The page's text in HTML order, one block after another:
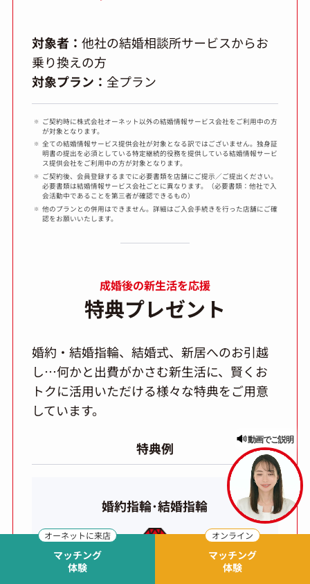
対象者： 他社の結婚相談所サービスからお
乗り換えの方
対象プラン： 全プラン
ご契約時に株式会社オーネット以外の結婚情報サービス会社をご利用中の方
が対象となります。
全ての結婚情報サービス提供会社が対象となる訳ではございません。独身証
明書の提出を必須としている特定継続的役務を提供している結婚情報サービ
ス提供会社をご利用中の方が対象となります。
ご契約後、会員登録するまでに必要書類を店舗にご提示／ご提出ください。
必要書類は結婚情報サービス会社ごとに異なります。（必要書類：他社で入
会活動中であることを第三者が確認できるもの）
他のプランとの併用はできません。詳細はご入会手続きを行った店舗にご確
認をお願いいたします。
成婚後の新生活を応援
特典プレゼント
婚約・結婚指輪、結婚式、新居へのお引越
し…何かと出費がかさむ新生活に、賢くお
トクに活用いただける様々な特典をご用意
しています。
特典例
婚約指輪･結婚指輪
マッチング
体験
マッチング
体験
動画でご説明